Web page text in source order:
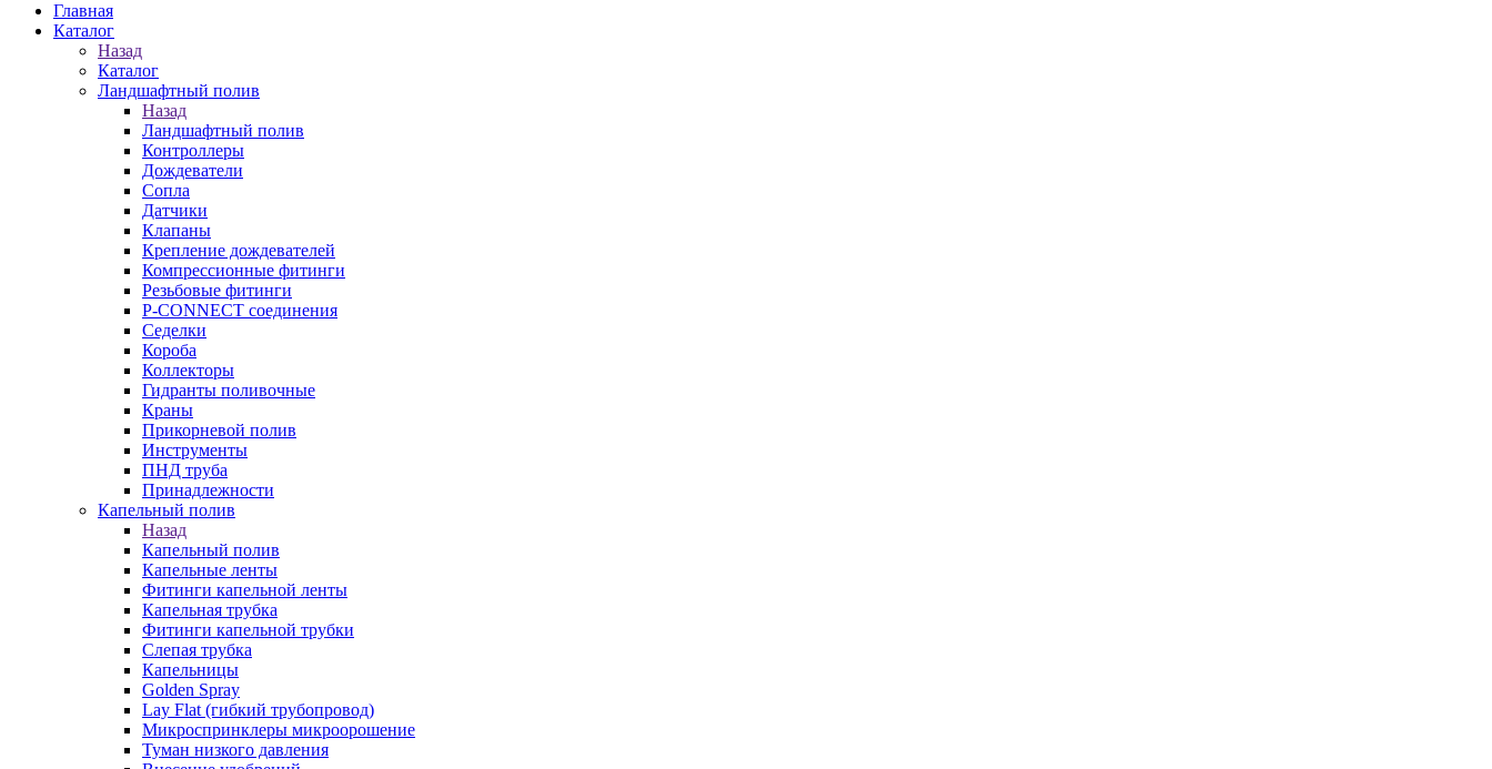
Главная
Каталог
Назад
Каталог
Ландшафтный полив
Назад
Ландшафтный полив
Контроллеры
Дождеватели
Сопла
Датчики
Клапаны
Крепление дождевателей
Компрессионные фитинги
Резьбовые фитинги
P-CONNECT соединения
Седелки
Короба
Коллекторы
Гидранты поливочные
Краны
Прикорневой полив
Инструменты
ПНД труба
Принадлежности
Капельный полив
Назад
Капельный полив
Капельные ленты
Фитинги капельной ленты
Капельная трубка
Фитинги капельной трубки
Слепая трубка
Капельницы
Golden Spray
Lay Flat (гибкий трубопровод)
Микроспринклеры микроорошение
Туман низкого давления